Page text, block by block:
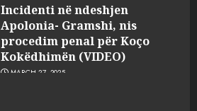
Incidenti në ndeshjen
Apolonia- Gramshi, nis
procedim penal për Koço
Kokëdhimën (VIDEO)
MARCH 27, 2025